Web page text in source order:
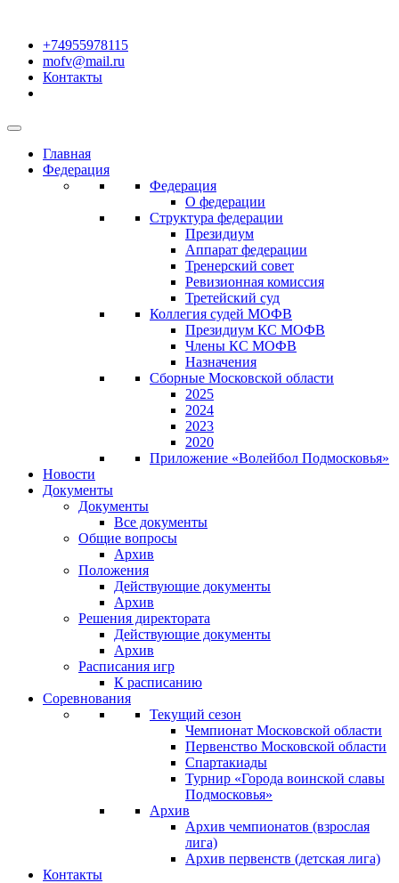
+74955978115
mofv@mail.ru
Контакты
Главная
Федерация
Федерация
О федерации
Структура федерации
Президиум
Аппарат федерации
Тренерский совет
Ревизионная комиссия
Третейский суд
Коллегия судей МОФВ
Президиум КС МОФВ
Члены КС МОФВ
Назначения
Сборные Московской области
2025
2024
2023
2020
Приложение «Волейбол Подмосковья»
Новости
Документы
Документы
Все документы
Общие вопросы
Архив
Положения
Действующие документы
Архив
Решения директората
Действующие документы
Архив
Расписания игр
К расписанию
Соревнования
Текущий сезон
Чемпионат Московской области
Первенство Московской области
Спартакиады
Турнир «Города воинской славы
Подмосковья»
Архив
Архив чемпионатов (взрослая
лига)
Архив первенств (детская лига)
Контакты